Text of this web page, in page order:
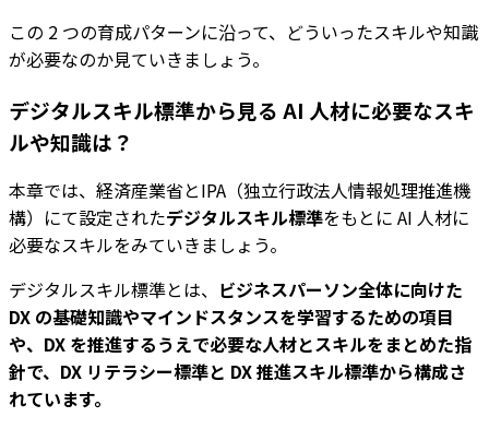
この 2 つの育成パターンに沿って、どういったスキルや知識
が必要なのか見ていきましょう。
デジタルスキル標準から見る AI 人材に必要なスキ
ルや知識は？
本章では、経済産業省とIPA（独立行政法人情報処理推進機
構）にて設定されたデジタルスキル標準をもとに AI 人材に
必要なスキルをみていきましょう。
デジタルスキル標準とは、 ビジネスパーソン全体に向けた
DX の基礎知識やマインドスタンスを学習するための項目
や、DX を推進するうえで必要な人材とスキルをまとめた指
針で、DX リテラシー標準と DX 推進スキル標準から構成さ
れています。